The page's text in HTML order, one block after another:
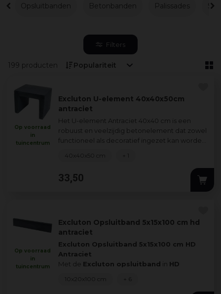
Opsluitbanden Betonbanden Palissades
Filters
199 producten
Excluton U-element 40x40x50cm
antraciet
Het U-element Antraciet 40x40 cm is een
robuust en veelzijdig betonelement dat zowel
functioneel als decoratief ingezet kan worden
Op voorraad
in
tuincentrum
33,50
40x40x50 cm + 1
Excluton Opsluitband 5x15x100 cm hd
antraciet
Excluton Opsluitband 5x15x100 cm HD
Antraciet
Met de Excluton opsluitband in HD
Op voorraad
in
tuincentrum
10x20x100 cm + 6